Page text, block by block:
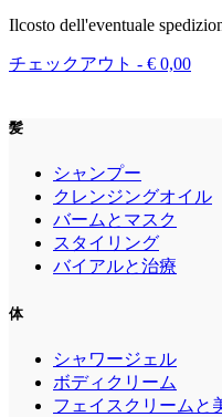
Ilcosto dell'eventuale
チェックアウト - € 0,00
髪
シャンプー
クレンジングオイル
バームとマスク
スタイリング
バイアルと治療
体
シャワージェル
ボディクリーム
フェイスクリームと